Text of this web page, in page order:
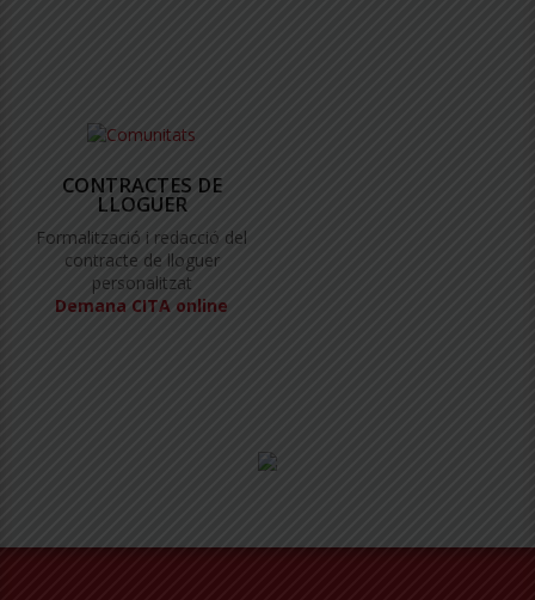
CONTRACTES DE
LLOGUER
Formalització i redacció del
contracte de lloguer
personalitzat
Demana CITA online